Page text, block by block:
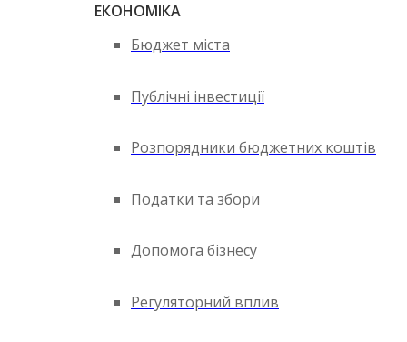
ЕКОНОМІКА
Бюджет міста
Публічні інвестиції
Розпорядники бюджетних коштів
Податки та збори
Допомога бізнесу
Регуляторний вплив